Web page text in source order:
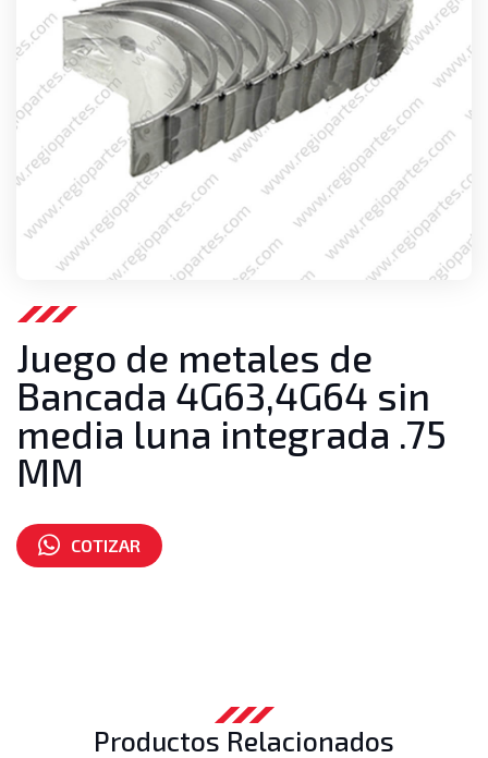
Juego de metales de
Bancada 4G63,4G64 sin
media luna integrada .75
MM
COTIZAR
Productos Relacionados